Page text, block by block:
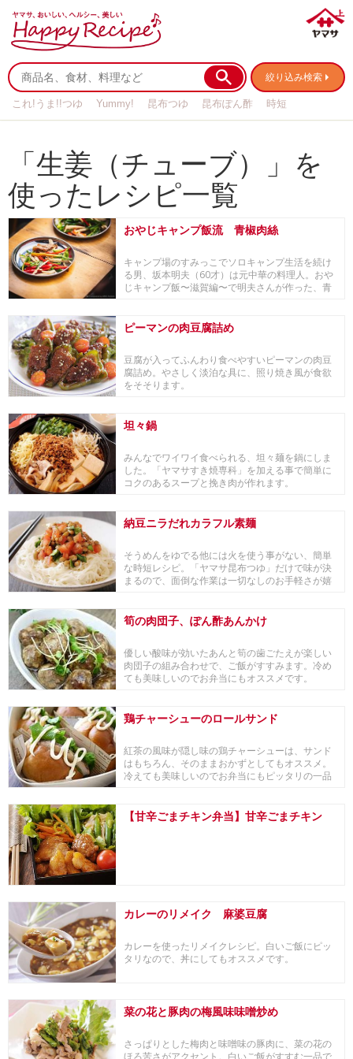
絞り込み検索
これ!うま!!つゆ Yummy! 昆布つゆ 昆布ぽん酢
時短
「生姜（チューブ）」を
使ったレシピ一覧
おやじキャンプ飯流 青椒肉絲
キャンプ場のすみっこでソロキャンプ生活を続け
る男、坂本明夫（60才）は元中華の料理人。おや
じキャンプ飯〜滋賀編〜で明夫さんが作った、青
ピーマンの肉豆腐詰め
豆腐が入ってふんわり食べやすいピーマンの肉豆
腐詰め。やさしく淡泊な具に、照り焼き風が食欲
をそそります。
坦々鍋
みんなでワイワイ食べられる、坦々麺を鍋にしま
した。「ヤマサすき焼専科」を加える事で簡単に
コクのあるスープと挽き肉が作れます。
納豆ニラだれカラフル素麺
そうめんをゆでる他には火を使う事がない、簡単
な時短レシピ。「ヤマサ昆布つゆ」だけで味が決
まるので、面倒な作業は一切なしのお手軽さが嬉
筍の肉団子、ぽん酢あんかけ
優しい酸味が効いたあんと筍の歯ごたえが楽しい
肉団子の組み合わせで、ご飯がすすみます。冷め
ても美味しいのでお弁当にもオススメです。
鶏チャーシューのロールサンド
紅茶の風味が隠し味の鶏チャーシューは、サンド
はもちろん、そのままおかずとしてもオススメ。
冷えても美味しいのでお弁当にもピッタリの一品
【甘辛ごまチキン弁当】甘辛ごまチキン
カレーのリメイク 麻婆豆腐
カレーを使ったリメイクレシピ。白いご飯にピッ
タリなので、丼にしてもオススメです。
菜の花と豚肉の梅風味味噌炒め
さっぱりとした梅肉と味噌味の豚肉に、菜の花の
ほろ苦さがアクセント。白いご飯がすすむ一品で